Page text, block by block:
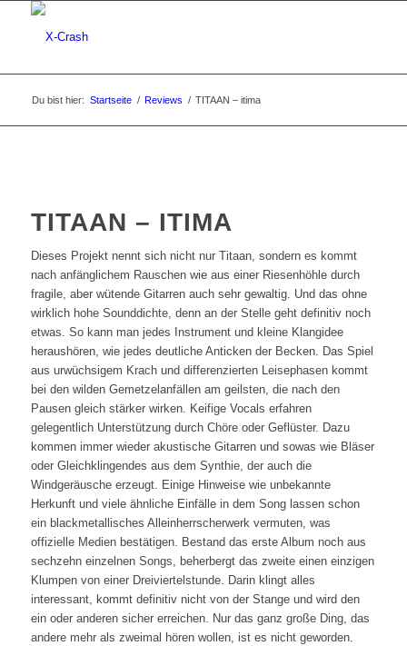
Du bist hier: Startseite / Reviews / TITAAN – itima
TITAAN – ITIMA
Dieses Projekt nennt sich nicht nur Titaan, sondern es kommt
nach anfänglichem Rauschen wie aus einer Riesenhöhle durch
fragile, aber wütende Gitarren auch sehr gewaltig. Und das ohne
wirklich hohe Sounddichte, denn an der Stelle geht definitiv noch
etwas. So kann man jedes Instrument und kleine Klangidee
heraushören, wie jedes deutliche Anticken der Becken. Das Spiel
aus urwüchsigem Krach und differenzierten Leisephasen kommt
bei den wilden Gemetzelanfällen am geilsten, die nach den
Pausen gleich stärker wirken. Keifige Vocals erfahren
gelegentlich Unterstützung durch Chöre oder Geflüster. Dazu
kommen immer wieder akustische Gitarren und sowas wie Bläser
oder Gleichklingendes aus dem Synthie, der auch die
Windgeräusche erzeugt. Einige Hinweise wie unbekannte
Herkunft und viele ähnliche Einfälle in dem Song lassen schon
ein blackmetallisches Alleinherrscherwerk vermuten, was
offizielle Medien bestätigen. Bestand das erste Album noch aus
sechzehn einzelnen Songs, beherbergt das zweite einen einzigen
Klumpen von einer Dreiviertelstunde. Darin klingt alles
interessant, kommt definitiv nicht von der Stange und wird den
ein oder anderen sicher erreichen. Nur das ganz große Ding, das
andere mehr als zweimal hören wollen, ist es nicht geworden.